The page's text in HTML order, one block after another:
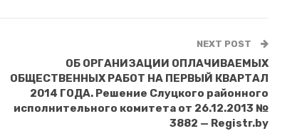
NEXT POST
ОБ ОРГАНИЗАЦИИ ОПЛАЧИВАЕМЫХ
ОБЩЕСТВЕННЫХ РАБОТ НА ПЕРВЫЙ КВАРТАЛ
2014 ГОДА. Решение Слуцкого районного
исполнительного комитета от 26.12.2013 №
3882 — Registr.by